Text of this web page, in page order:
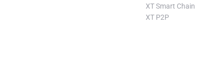
XT Smart Chain
XT P2P